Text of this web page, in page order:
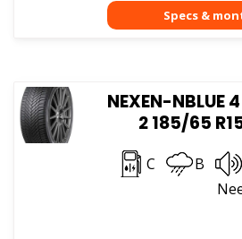
NEXEN-NBLUE
2 185/65
C B